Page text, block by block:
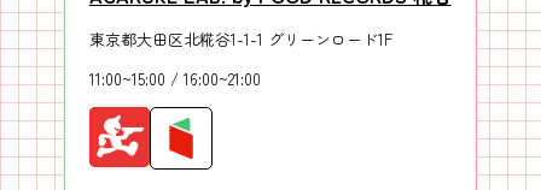
東京都大田区北糀谷1-1-1 グリーンロード1F
11:00~15:00 / 16:00~21:00